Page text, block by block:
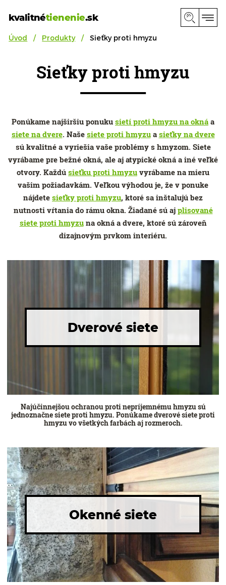
kvalitnétienenie.sk
Úvod Produkty Sieťky proti hmyzu
Sieťky proti hmyzu
Ponúkame najširšiu ponuku sietí proti hmyzu na okná a
siete na dvere. Naše siete proti hmyzua sieťky na dvere
sú kvalitné a vyriešia vaše problémy s hmyzom. Siete
vyrábame pre bežné okná, ale aj atypické okná a iné veľké
otvory. Každú sieťku proti hmyzu vyrábame na mieru
vašim požiadavkám. Veľkou výhodou je, že v ponuke
nájdete sieťky proti hmyzu, ktoré sa inštalujú bez
nutnosti vŕtania do rámu okna. Žiadané sú aj plisované
siete proti hmyzuna okná a dvere, ktoré sú zároveň
dizajnovým prvkom interiéru.
Dverové siete
Najúčinnejšou ochranou proti nepríjemnému hmyzu sú
jednoznačne siete proti hmyzu. Ponúkame dverové siete proti
hmyzu vo všetkých farbách aj rozmeroch.
Okenné siete